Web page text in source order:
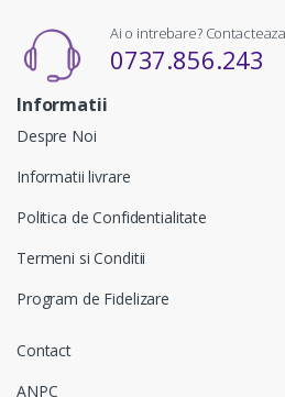
Ai o intrebare?
0737.856.243
Informatii
Despre Noi
Informatii livrare
Politica de Confidentialitate
Termeni si Conditii
Program de Fidelizare
Contact
ANPC